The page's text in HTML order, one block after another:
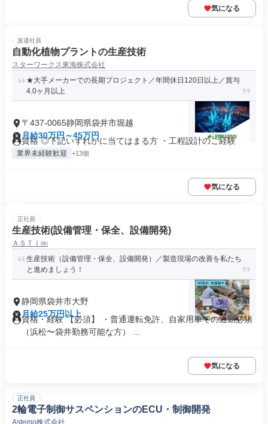
気になる
派遣社員
自動化植物プラントの生産技術
スターワークス東海株式会社
★大手メーカーでの長期プロジェクト／年間休日120日以上／賞与
4.0ヶ月以上
〒437-0065静岡県袋井市堀越
月給30万円～45万円
資格 ◎下記いずれかに当てはまる方 ・工程設計のご経験
業界未経験歓迎 +13個
気になる
正社員
生産技術(設備管理・保全、設備開発)
ＡＳＴＩ㈱
生産技術（設備管理・保全、設備開発）／製造現場の改善を私たち
と進めましょう！
静岡県袋井市大野
月給25万円以上
資格・経験 【必須】 ・普通運転免許、自家用車での通勤必須
（浜松〜袋井勤務可能な方） ...
気になる
正社員
2輪電子制御サスペンションのECU・制御開発
Astemo株式会社